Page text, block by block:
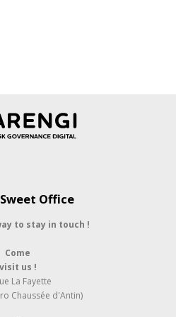
Office
to stay in touch !
Come
visit us !
La Fayette
Chaussée d'Antin)